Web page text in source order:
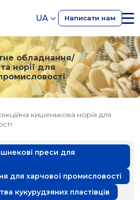
UA Написати нам
обладнання/
норії для
кишенькова норія для
преси для
для харчової промисловості
кукурудзяних пластівців